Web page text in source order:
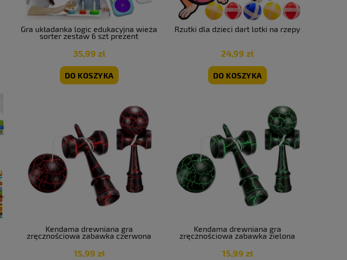
Gra układanka logic edukacyjna wieża
sorter zestaw 6 szt prezent
35,99 zł
DO KOSZYKA
Rzutki dla dzieci dart lotki na rzepy
24,99 zł
DO KOSZYKA
Kendama drewniana gra
zręcznościowa zabawka czerwona
15,99 zł
Kendama drewniana gra
zręcznościowa zabawka zielona
15,99 zł